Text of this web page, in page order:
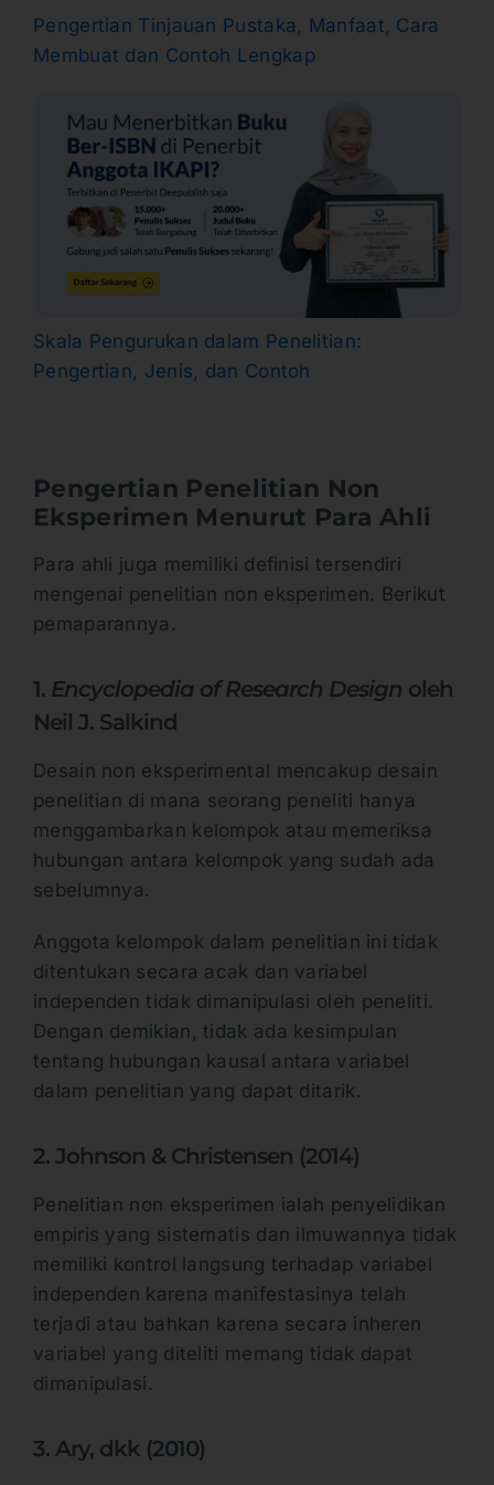
Pengertian Tinjauan Pustaka, Manfaat, Cara
Membuat dan Contoh Lengkap
Skala Pengurukan dalam Penelitian:
Pengertian, Jenis, dan Contoh
Pengertian Penelitian Non
Eksperimen Menurut Para Ahli
Para ahli juga memiliki definisi tersendiri
mengenai penelitian non eksperimen. Berikut
pemaparannya.
1. Encyclopedia of Research Design oleh
Neil J. Salkind
Desain non eksperimental mencakup desain
penelitian di mana seorang peneliti hanya
menggambarkan kelompok atau memeriksa
hubungan antara kelompok yang sudah ada
sebelumnya.
Anggota kelompok dalam penelitian ini tidak
ditentukan secara acak dan variabel
independen tidak dimanipulasi oleh peneliti.
Dengan demikian, tidak ada kesimpulan
tentang hubungan kausal antara variabel
dalam penelitian yang dapat ditarik.
2. Johnson & Christensen (2014)
Penelitian non eksperimen ialah penyelidikan
empiris yang sistematis dan ilmuwannya tidak
memiliki kontrol langsung terhadap variabel
independen karena manifestasinya telah
terjadi atau bahkan karena secara inheren
variabel yang diteliti memang tidak dapat
dimanipulasi.
3. Ary, dkk (2010)